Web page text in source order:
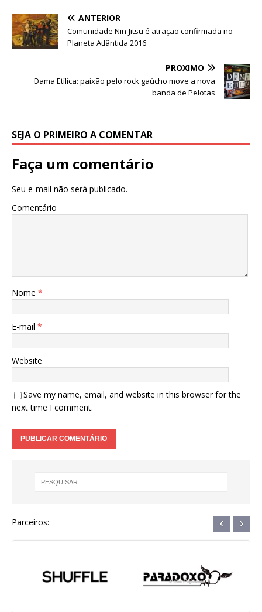
b
o
o
r A
p
p
n
g
e
m n
ANTERIOR
Comunidade Nin-Jitsu é atração confirmada no
Planeta Atlântida 2016
PRÓXIMO
Dama Etílica: paixão pelo rock gaúcho move a nova
banda de Pelotas
SEJA O PRIMEIRO A COMENTAR
Faça um comentário
Seu e-mail não será publicado.
Comentário
Nome *
E-mail *
Website
Save my name, email, and website in this browser for the
next time I comment.
Parceiros: ‹ ›